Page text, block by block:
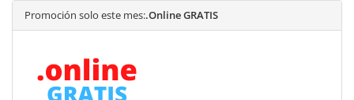
Promoción solo este mes:.Online GRATIS